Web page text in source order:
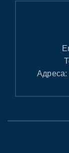
Адреса: